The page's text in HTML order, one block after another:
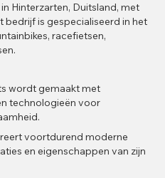
Hinterzarten, Duitsland, met
is gespecialiseerd in het
racefietsen,
wordt gemaakt met
technologieën voor
voortdurend moderne
en eigenschappen van zijn